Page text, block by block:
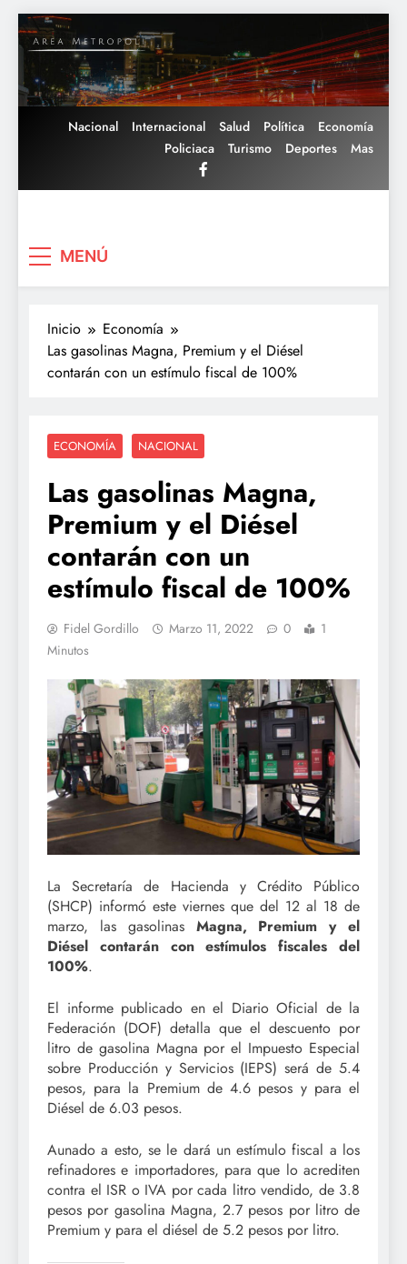
Saltar
al
contenido
Nacional Internacional Salud Política
Economía
Policiaca
Turismo Deportes Mas
MENÚ
Inicio
Economía
Las gasolinas Magna, Premium y el Diésel
contarán con un estímulo fiscal de 100%
ECONOMÍA NACIONAL
Las gasolinas Magna,
Premium y el Diésel
contarán con un
estímulo fiscal de 100%
Fidel Gordillo Marzo 11, 2022 0
1
Minutos
La Secretaría de Hacienda y Crédito Público
(SHCP) informó este viernes que del 12 al 18 de
marzo, las gasolinas Magna, Premium y el
Diésel contarán con estímulos fiscales del
100%.
El informe publicado en el Diario Oficial de la
Federación (DOF) detalla que el descuento por
litro de gasolina Magna por el Impuesto Especial
sobre Producción y Servicios (IEPS) será de 5.4
pesos, para la Premium de 4.6 pesos y para el
Diésel de 6.03 pesos.
Aunado a esto, se le dará un estímulo fiscal a los
refinadores e importadores, para que lo acrediten
contra el ISR o IVA por cada litro vendido, de 3.8
pesos por gasolina Magna, 2.7 pesos por litro de
Premium y para el diésel de 5.2 pesos por litro.